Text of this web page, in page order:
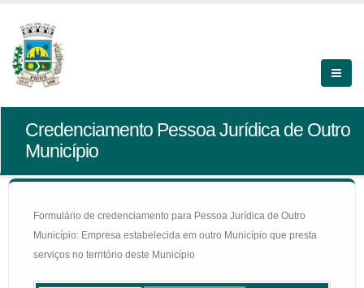
Credenciamento Pessoa Jurídica de Outro
Município
Formulário de credenciamento para Pessoa Jurídica de Outro
Município: Empresa estabelecida em outro Município que presta
serviços no território deste Município